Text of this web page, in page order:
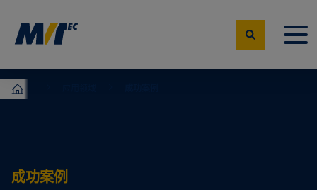
MVTec Software – 机器视觉专家
成功案例